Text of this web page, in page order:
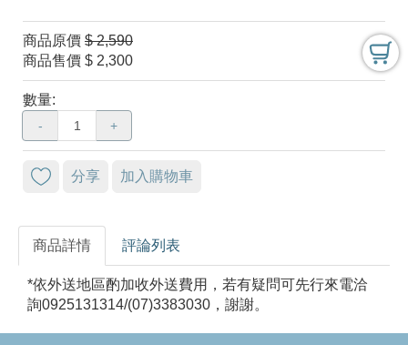
商品原價 $ 2,590
商品售價 $ 2,300
數量:
- +
分享 加入購物車
商品詳情 評論列表
*依外送地區酌加收外送費用，若有疑問可先行來電洽
詢0925131314/(07)3383030，謝謝。